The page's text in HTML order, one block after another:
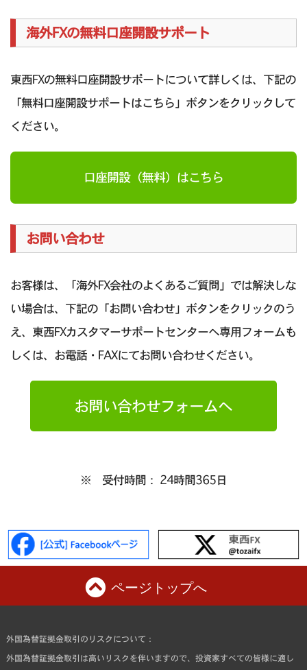
海外FXの無料口座開設サポート
東西FXの無料口座開設サポートについて詳しくは、下記の
「無料口座開設サポートはこちら」ボタンをクリックして
ください。
口座開設（無料）はこちら
お問い合わせ
お客様は、「海外FX会社のよくあるご質問」では解決しな
い場合は、下記の「お問い合わせ」ボタンをクリックのう
え、東西FXカスタマーサポートセンターへ専用フォームも
しくは、お電話・FAXにてお問い合わせください。
お問い合わせフォームへ
※ 受付時間： 24時間365日
ページトップへ
外国為替証拠金取引のリスクについて：
外国為替証拠金取引は高いリスクを伴いますので、投資家すべての皆様に適し